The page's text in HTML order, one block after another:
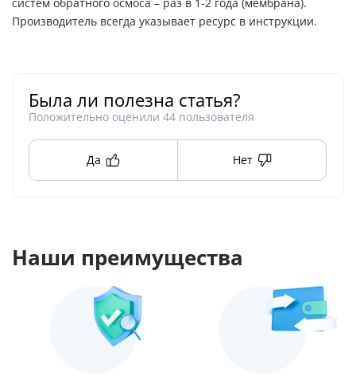
систем обратного осмоса – раз в 1-2 года (мембрана).
Производитель всегда указывает ресурс в инструкции.
Была ли полезна статья?
Положительно оценили 44 пользователя
Да Нет
Наши преимущества